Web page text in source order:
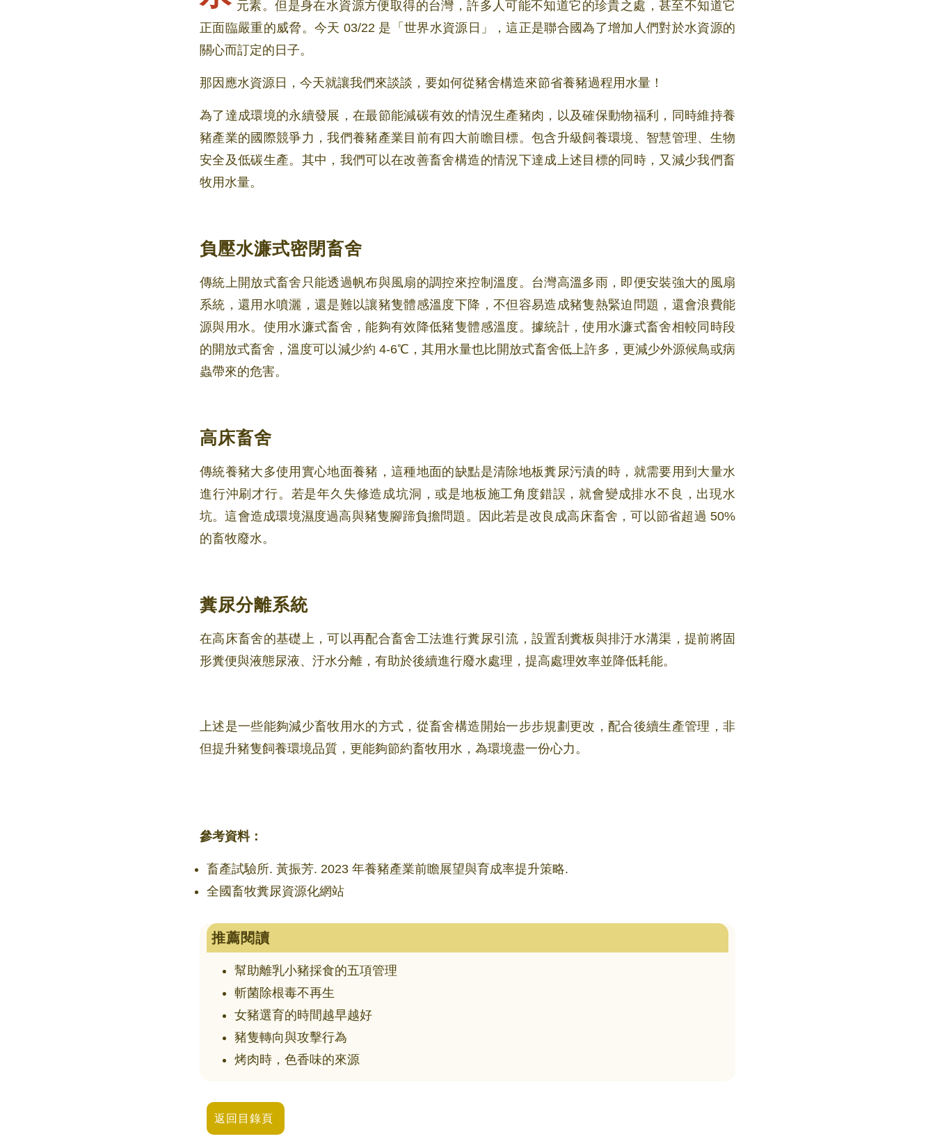
元素。但是身在水資源方便取得的台灣，許多人可能不知道它的珍貴之處，甚至不知道它
正面臨嚴重的威脅。今天 03/22 是「世界水資源日」，這正是聯合國為了增加人們對於水資源的
關心而訂定的日子。
那因應水資源日，今天就讓我們來談談，要如何從豬舍構造來節省養豬過程用水量！
為了達成環境的永續發展，在最節能減碳有效的情況生產豬肉，以及確保動物福利，同時維持養
豬產業的國際競爭力，我們養豬產業目前有四大前瞻目標。包含升級飼養環境、智慧管理、生物
安全及低碳生產。其中，我們可以在改善畜舍構造的情況下達成上述目標的同時，又減少我們畜
牧用水量。
負壓水濂式密閉畜舍
傳統上開放式畜舍只能透過帆布與風扇的調控來控制溫度。台灣高溫多雨，即便安裝強大的風扇
系統，還用水噴灑，還是難以讓豬隻體感溫度下降，不但容易造成豬隻熱緊迫問題，還會浪費能
源與用水。使用水濂式畜舍，能夠有效降低豬隻體感溫度。據統計，使用水濂式畜舍相較同時段
的開放式畜舍，溫度可以減少約 4-6℃，其用水量也比開放式畜舍低上許多，更減少外源候鳥或病
蟲帶來的危害。
高床畜舍
傳統養豬大多使用實心地面養豬，這種地面的缺點是清除地板糞尿污漬的時，就需要用到大量水
進行沖刷才行。若是年久失修造成坑洞，或是地板施工角度錯誤，就會變成排水不良，出現水
坑。這會造成環境濕度過高與豬隻腳蹄負擔問題。因此若是改良成高床畜舍，可以節省超過 50%
的畜牧廢水。
糞尿分離系統
在高床畜舍的基礎上，可以再配合畜舍工法進行糞尿引流，設置刮糞板與排汙水溝渠，提前將固
形糞便與液態尿液、汙水分離，有助於後續進行廢水處理，提高處理效率並降低耗能。
上述是一些能夠減少畜牧用水的方式，從畜舍構造開始一步步規劃更改，配合後續生產管理，非
但提升豬隻飼養環境品質，更能夠節約畜牧用水，為環境盡一份心力。
參考資料：
畜產試驗所. 黃振芳. 2023 年養豬產業前瞻展望與育成率提升策略.
全國畜牧糞尿資源化網站
推薦閱讀
幫助離乳小豬採食的五項管理
斬菌除根毒不再生
女豬選育的時間越早越好
豬隻轉向與攻擊行為
烤肉時，色香味的來源
返回目錄頁